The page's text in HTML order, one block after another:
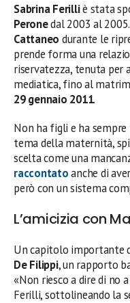
Sabrina Ferilliè stata
Peronedal 2003 al
Cattaneo durante le
prende forma una
riservatezza, tenuta per
mediatica, fino al
29 gennaio 2011.
Non ha figli e ha
tema della maternità,
scelta come una
raccontatoanche di
però con un sistema
L’amicizia con
Un capitolo importante
De Filippi, un rapporto
«Non riesco a dire di no
Ferilli, sottolineando la